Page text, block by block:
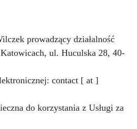
prowadzący działalność
ul. Huculska 28, 40-
contact [ at ]
do korzystania z Usługi za